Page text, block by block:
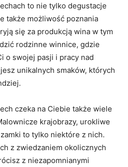
to nie tylko degustacje
⁢także możliwość ⁢poznania
się za produkcją⁣ wina w ‍tym
rodzinne⁤ winnice, gdzie
o swojej ⁣pasji i pracy nad
unikalnych smaków, których
czeka‍ na Ciebie⁣ także wiele
krajobrazy, urokliwe
to ⁢tylko niektóre z nich.
z zwiedzaniem okolicznych
z niezapomnianymi